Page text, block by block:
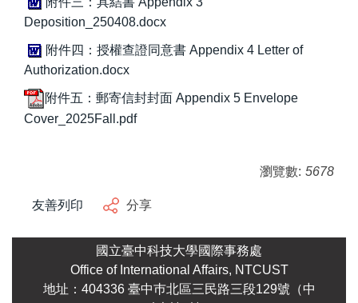
Deposition_250408.docx
附件四：授權查證同意書 Appendix 4 Letter of
Authorization.docx
附件五：郵寄信封封面 Appendix 5 Envelope
Cover_2025Fall.pdf
瀏覽數: 5678
友善列印 分享
國立臺中科技大學國際事務處
Office of International Affairs, NTCUST
地址：404336 臺中巿北區三民路三段129號（中